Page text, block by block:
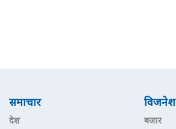
समाचार
देश
विजनेश
बजार